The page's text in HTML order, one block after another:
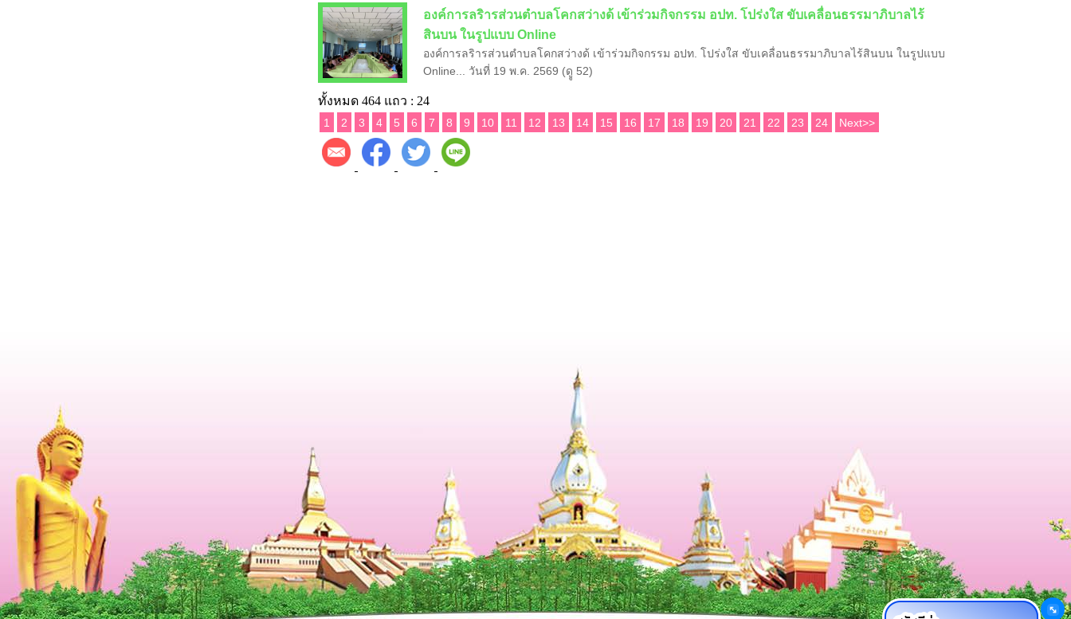
องค์การลริารส่วนตำบลโคกสว่างด้ เข้าร่วมกิจกรรม อปท. โปร่งใส ขับเคลื่อนธรรมาภิบาลไร้
สินบน ในรูปแบบ Online
องค์การลริารส่วนตำบลโคกสว่างด้ เข้าร่วมกิจกรรม อปท. โปร่งใส ขับเคลื่อนธรรมาภิบาลไร้สินบน ในรูปแบบ
Online... วันที่ 19 พ.ค. 2569 (ดูู 52)
ทั้งหมด 464 แถว : 24
1 2 3 4 5 6 7 8 9 10 11 12 13 14 15 16 17 18 19 20 21 22 23 24 Next>>